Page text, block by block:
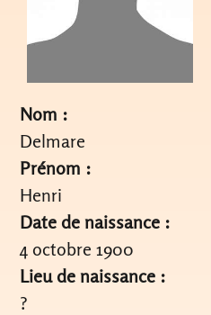
Nom :
Delmare
Prénom :
Henri
Date de naissance :
4 octobre 1900
Lieu de naissance :
?